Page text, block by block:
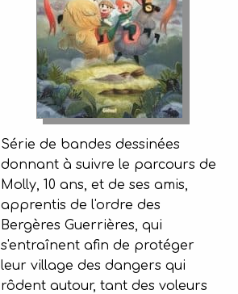
Série de bandes dessinées
donnant à suivre le parcours de
Molly, 10 ans, et de ses amis,
apprentis de l'ordre des
Bergères Guerrières, qui
s'entraînent afin de protéger
leur village des dangers qui
rôdent autour, tant des voleurs